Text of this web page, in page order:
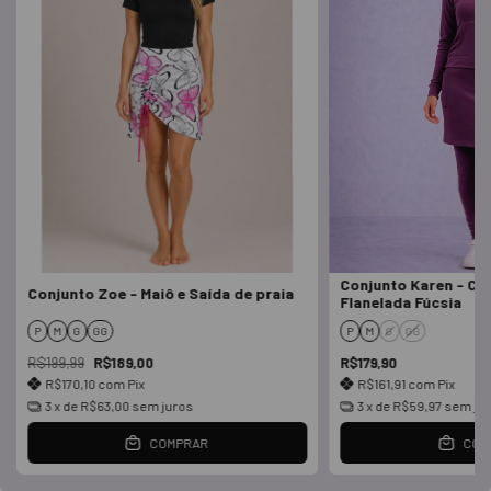
Conjunto Zoe - Maiô e Saída de praia
P M G GG
R$199,99 R$189,00
R$170,10 com Pix
3x de R$63,00 sem juros
COMPRAR
Conjunto Karen -
Flanelada Fúcsia
P M G GG
R$179,90
R$161,91 com Pix
3x de R$59,97 sem